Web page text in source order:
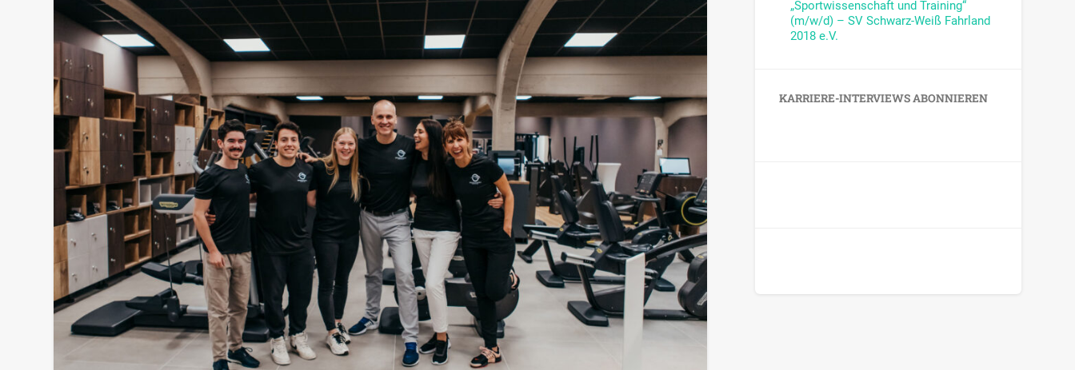
„Sportwissenschaft und Training“
(m/w/d) – SV Schwarz-Weiß Fahrland
2018 e.V.
KARRIERE-INTERVIEWS ABONNIEREN